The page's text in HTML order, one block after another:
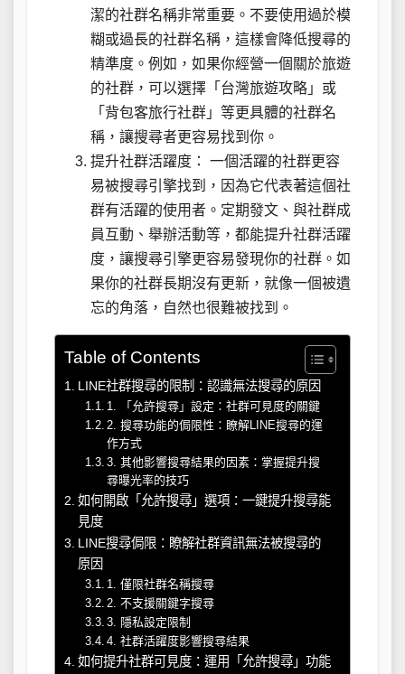
潔的社群名稱非常重要。不要使用過於模
糊或過長的社群名稱，這樣會降低搜尋的
精準度。例如，如果你經營一個關於旅遊
的社群，可以選擇「台灣旅遊攻略」或
「背包客旅行社群」等更具體的社群名
稱，讓搜尋者更容易找到你。
提升社群活躍度： 一個活躍的社群更容
易被搜尋引擎找到，因為它代表著這個社
群有活躍的使用者。定期發文、與社群成
員互動、舉辦活動等，都能提升社群活躍
度，讓搜尋引擎更容易發現你的社群。如
果你的社群長期沒有更新，就像一個被遺
忘的角落，自然也很難被找到。
Table of Contents
LINE社群搜尋的限制：認識無法搜尋的原因
1. 「允許搜尋」設定：社群可見度的關鍵
2. 搜尋功能的侷限性：瞭解LINE搜尋的運
作方式
3. 其他影響搜尋結果的因素：掌握提升搜
尋曝光率的技巧
如何開啟「允許搜尋」選項：一鍵提升搜尋能
見度
LINE搜尋侷限：瞭解社群資訊無法被搜尋的
原因
1. 僅限社群名稱搜尋
2. 不支援關鍵字搜尋
3. 隱私設定限制
4. 社群活躍度影響搜尋結果
如何提升社群可見度：運用「允許搜尋」功能